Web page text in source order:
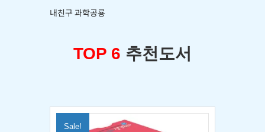
내친구 과학공룡
TOP 6 추천도서
Sale!